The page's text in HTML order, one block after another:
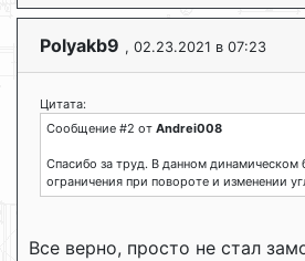
Polyakb9 , 02.23.2021 в 07:23
Цитата:
Сообщение #2 от Andrei008
Спасибо за труд. В данном динамическом
ограничения при повороте и изменении
Все верно, просто не стал